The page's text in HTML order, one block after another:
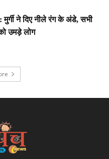
ने दिए नीले रंग के अंडे, सभी
उमड़े लोग